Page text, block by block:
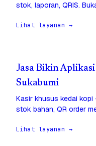
stok, laporan, QRIS.
Lihat layanan →
Jasa Bikin
Sukabumi
Kasir khusus kedai
stok bahan, QR order
Lihat layanan →